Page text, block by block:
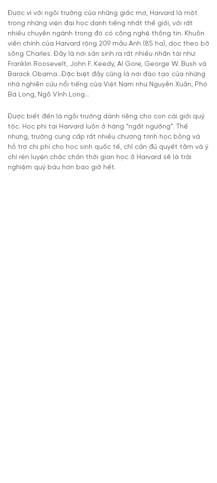
Được ví với ngôi trường của những giấc mơ, Harvard là một
trong những viện đại học danh tiếng nhất thế giới, với rất
nhiều chuyên ngành trong đó có công nghệ thông tin. Khuôn
viên chính của Harvard rộng 209 mẫu Anh (85 ha), dọc theo bờ
sông Charles. Đây là nơi sản sinh ra rất nhiều nhân tài như:
Franklin Roosevelt, John F. Keedy, Al Gore, George W. Bush và
Barack Obama…Đặc biệt đây cũng là nơi đào tạo của những
nhà nghiên cứu nổi tiếng của Việt Nam như Nguyễn Xuân, Phó
Bá Long, Ngô Vĩnh Long…
Được biết đến là ngôi trường dành riêng cho con cái giới quý
tộc. Học phí tại Harvard luôn ở hàng “ngất ngưởng”. Thế
nhưng, trường cung cấp rất nhiều chương trình học bỗng và
hỗ trợ chi phí cho học sinh quốc tế, chỉ cần đủ quyết tâm và ý
chí rèn luyện chắc chắn thời gian học ở Harvard sẽ là trải
nghiệm quý báu hơn bao giờ hết.